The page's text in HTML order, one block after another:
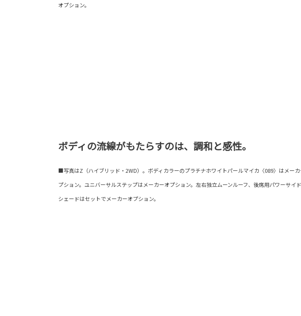
オプション。
ボディの流線がもたらすのは、調和と感性。
■写真はZ（ハイブリッド・2WD）。ボディカラーのプラチナホワイトパールマイカ〈089〉はメーカ
プション。ユニバーサルステップはメーカーオプション。左右独立ムーンルーフ、後席用パワーサイ
シェードはセットでメーカーオプション。